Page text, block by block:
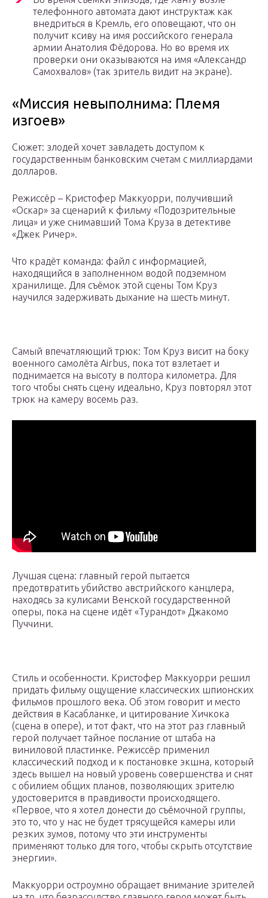
телефонного автомата дают инструктаж как
внедриться в Кремль, его оповещают, что он
получит ксиву на имя российского генерала
армии Анатолия Фёдорова. Но во время их
проверки они оказываются на имя «Александр
Самохвалов» (так зритель видит на экране).
«Миссия невыполнима: Племя
изгоев»
Сюжет: злодей хочет завладеть доступом к
государственным банковским счетам с миллиардами
долларов.
Режиссёр – Кристофер Маккуорри, получивший
«Оскар» за сценарий к фильму «Подозрительные
лица» и уже снимавший Тома Круза в детективе
«Джек Ричер».
Что крадёт команда: файл с информацией,
находящийся в заполненном водой подземном
хранилище. Для съёмок этой сцены Том Круз
научился задерживать дыхание на шесть минут.
Самый впечатляющий трюк: Том Круз висит на боку
военного самолёта Airbus, пока тот взлетает и
поднимается на высоту в полтора километра. Для
того чтобы снять сцену идеально, Круз повторял этот
трюк на камеру восемь раз.
Лучшая сцена: главный герой пытается
предотвратить убийство австрийского канцлера,
находясь за кулисами Венской государственной
оперы, пока на сцене идёт «Турандот» Джакомо
Пуччини.
Стиль и особенности. Кристофер Маккуорри решил
придать фильму ощущение классических шпионских
фильмов прошлого века. Об этом говорит и место
действия в Касабланке, и цитирование Хичкока
(сцена в опере), и тот факт, что на этот раз главный
герой получает тайное послание от штаба на
виниловой пластинке. Режиссёр применил
классический подход и к постановке экшна, который
здесь вышел на новый уровень совершенства и снят
с обилием общих планов, позволяющих зрителю
удостоверится в правдивости происходящего.
«Первое, что я хотел донести до съёмочной группы,
это то, что у нас не будет трясущейся камеры или
резких зумов, потому что эти инструменты
применяют только для того, чтобы скрыть отсутствие
энергии».
Маккуорри остроумно обращает внимание зрителей